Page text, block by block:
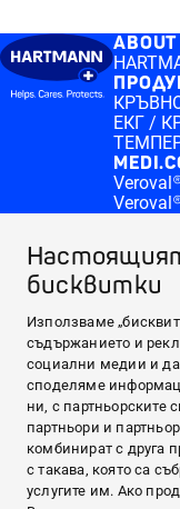
бисквитки
Използваме
съдържанието и
социални медии и
споделяме
ни, с партньорските
партньори и
комбинират с друга
с такава, която са
услугите им. Ако
ЕКГ /
Online
Кръвно
Контакт